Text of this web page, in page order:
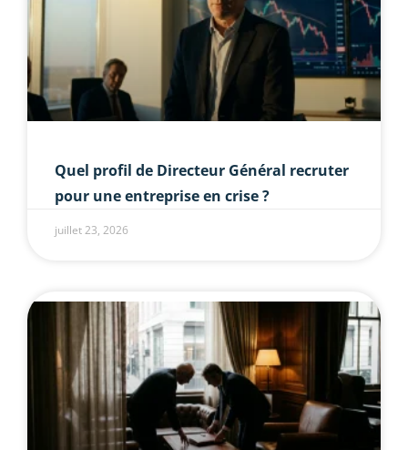
Quel profil de Directeur Général recruter
pour une entreprise en crise ?
juillet 23, 2026